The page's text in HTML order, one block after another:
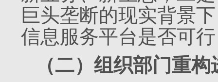
巨头垄断的现实背景
信息服务平台是否可
（二）组织部门重